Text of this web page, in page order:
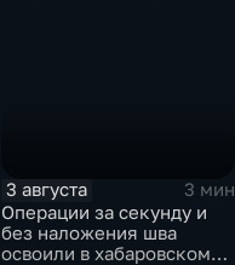
3 августа
3 мин
Операции за секунду и
без наложения шва
освоили в хабаровском